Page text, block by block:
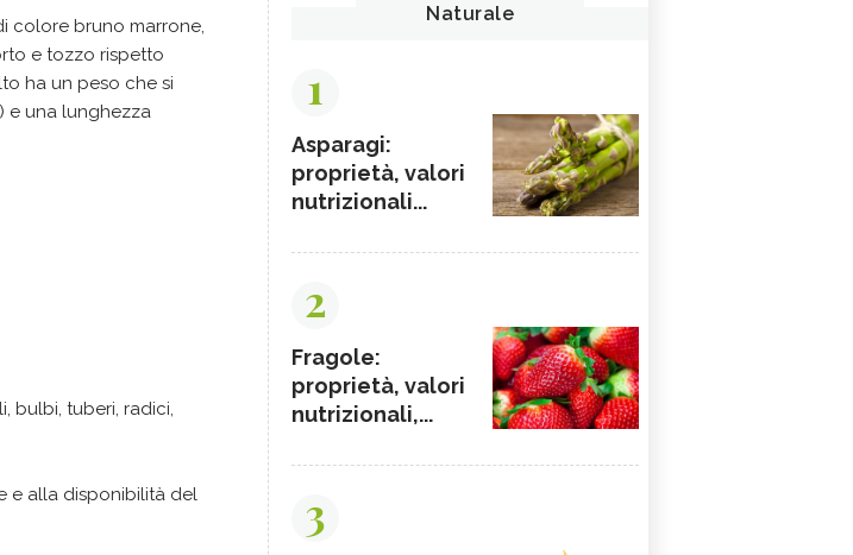
colore bruno marrone,
e tozzo rispetto
ha un peso che si
e una lunghezza
bulbi, tuberi, radici,
e alla disponibilità del
Naturale
1
Asparagi:
proprietà, valori
nutrizionali...
2
Fragole:
proprietà, valori
nutrizionali,...
3